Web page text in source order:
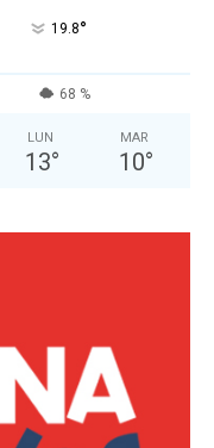
19.8°
68 %
LUN
13°
MAR
10°